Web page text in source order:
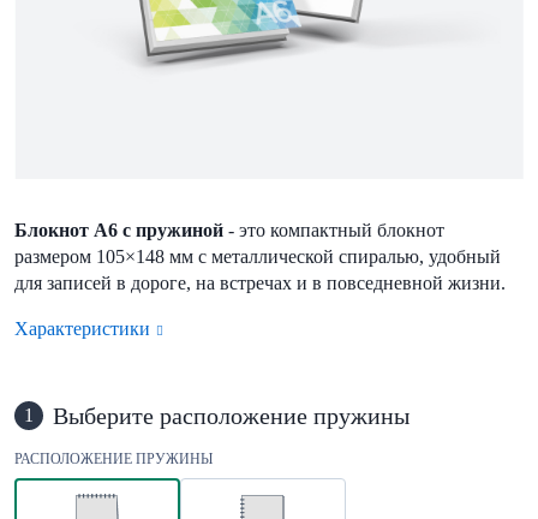
Блокнот А6 с пружиной - это компактный блокнот
размером 105×148 мм с металлической спиралью, удобный
для записей в дороге, на встречах и в повседневной жизни.
Характеристики
1 Выберите расположение пружины
РАСПОЛОЖЕНИЕ ПРУЖИНЫ